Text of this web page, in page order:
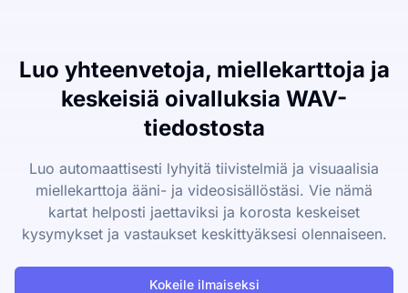
Luo yhteenvetoja, miellekarttoja ja
keskeisiä oivalluksia WAV-
tiedostosta
Luo automaattisesti lyhyitä tiivistelmiä ja visuaalisia
miellekarttoja ääni- ja videosisällöstäsi. Vie nämä
kartat helposti jaettaviksi ja korosta keskeiset
kysymykset ja vastaukset keskittyäksesi olennaiseen.
Kokeile ilmaiseksi